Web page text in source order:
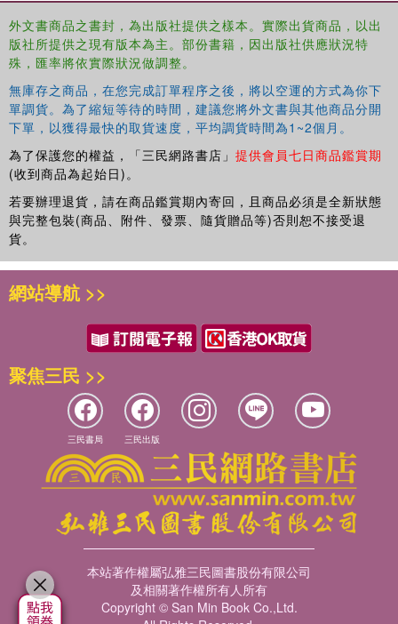
外文書商品之書封，為出版社提供之樣本。實際出貨商品，以出
版社所提供之現有版本為主。部份書籍，因出版社供應狀況特
殊，匯率將依實際狀況做調整。
無庫存之商品，在您完成訂單程序之後，將以空運的方式為你下
單調貨。為了縮短等待的時間，建議您將外文書與其他商品分開
下單，以獲得最快的取貨速度，平均調貨時間為1~2個月。
為了保護您的權益，「三民網路書店」 提供會員七日商品鑑賞期
(收到商品為起始日)。
若要辦理退貨，請在商品鑑賞期內寄回，且商品必須是全新狀態
與完整包裝(商品、附件、發票、隨貨贈品等)否則恕不接受退
貨。
網站導航 >>
聚焦三民 >>
三民書局 三民出版
本站著作權屬弘雅三民圖書股份有限公司
及相關著作權所有人所有
Copyright © San Min Book Co.,Ltd.